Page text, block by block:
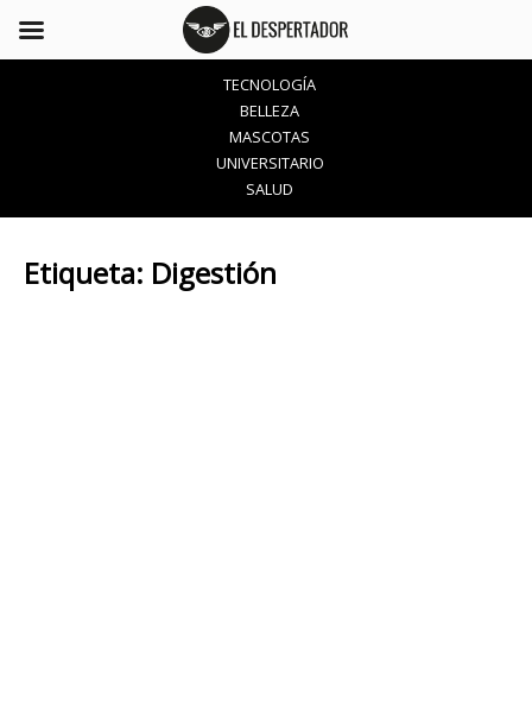
TECNOLOGÍA
BELLEZA
MASCOTAS
UNIVERSITARIO
SALUD
Etiqueta: Digestión